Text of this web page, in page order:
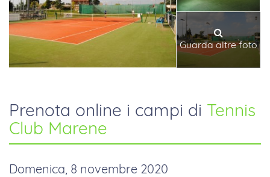
Guarda altre foto
Prenota online i campi di Tennis
Club Marene
Domenica, 8 novembre 2020